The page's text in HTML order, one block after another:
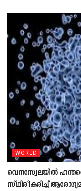
WORLD
വെനസ്വേലയിൽ
സ്ഥിരീകരിച്ച്